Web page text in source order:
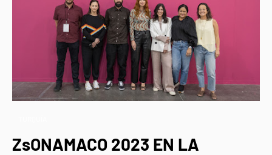
ZsONAMACO 2023 EN LA